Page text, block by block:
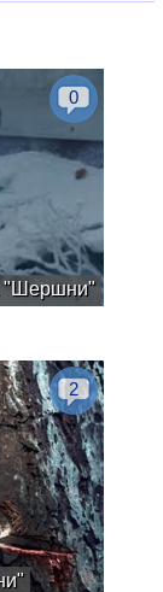
"Шершни"
0
2